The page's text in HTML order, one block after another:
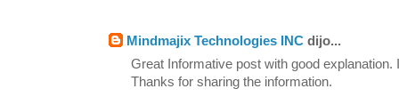
Mindmajix Technologies INC dijo...
Great Informative post with good explanation.
Thanks for sharing the information.